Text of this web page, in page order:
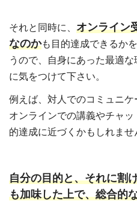
それと同時に、 オンライン
なのかも目的達成できるか
うので、自身にあった最適
に気をつけて下さい。
例えば、対人でのコミュニケ
オンラインでの講義やチャ
的達成に近づくかもしれませ
自分の目的と、それに割
も加味した上で、総合的